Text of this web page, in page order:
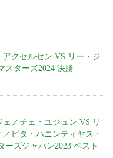
アクセルセン VS リー・ジ
スターズ2024 決勝
ェ／チェ・ユジュン VS リ
／ピタ・ハニンティヤス・
ーズジャパン2023 ベスト